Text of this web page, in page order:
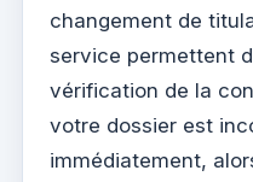
changement de
service permettent
vérification de la
votre dossier est
immédiatement,